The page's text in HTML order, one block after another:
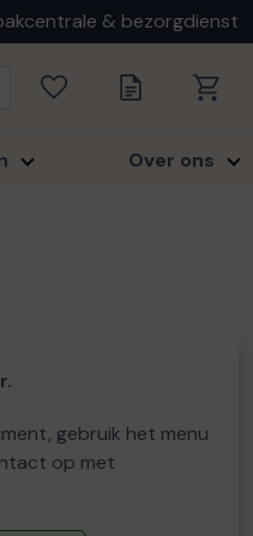
& bezorgdienst
Over ons
gebruik het menu
op met